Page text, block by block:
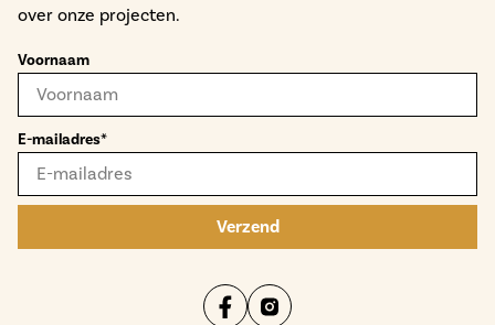
over onze projecten.
Voornaam
E-mailadres*
Verzend